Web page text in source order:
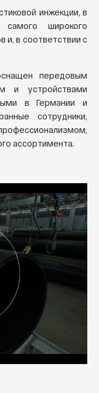
инжекции, в
самого широкого
и, в соответствии с
передовым
и устройствами
в Германии и
сотрудники,
ассортимента.